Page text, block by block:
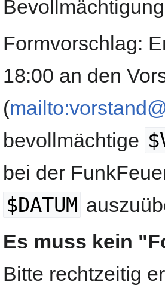
Formvorschlag:
18:00 an den
(
bevollmächtige
bei der
$DATUM
Es muss kein
Bitte rechtzeitig